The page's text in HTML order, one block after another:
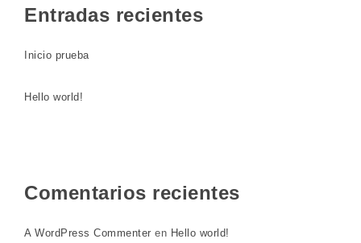
Entradas recientes
Inicio prueba
Hello world!
Comentarios recientes
A WordPress Commenter en Hello world!